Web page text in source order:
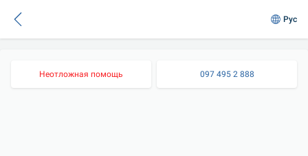
Рус
Неотложная помощь 097 495 2 888